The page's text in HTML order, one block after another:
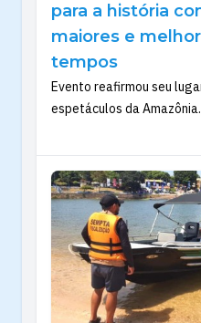
para a história
maiores e
tempos
Evento reafirmou seu
espetáculos da Amazônia.